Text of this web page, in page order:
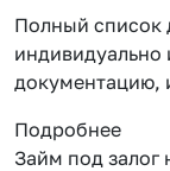
Полный список
индивидуально
документацию,
Подробнее
Займ под